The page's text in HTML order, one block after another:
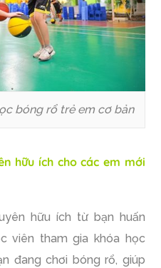
trẻ em cơ bản
hữu ích cho các em mới
hữu ích từ bạn huấn
viên tham gia khóa học
đang chơi bóng rổ, giúp